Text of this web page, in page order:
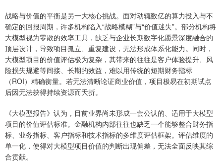
战略与价值的平衡是另一大核心挑战。面对动辄数亿的算力投入与不
确定的回报周期，许多机构陷入“战略模糊”与“价值迷失”。部分机构将
大模型视为零散的效率工具，缺乏与企业长期数字化愿景深度融合的
顶层设计，导致项目孤立、重复建设，无法形成体系化能力。同时，
大模型项目的价值评估极为复杂，其带来的往往是客户体验提升、风
险损失规避等间接、长期的效益，难以用传统的短期财务指标
（ROI）精确衡量。若无法清晰论证商业价值，项目极易在初期试点
后因无法获得持续资源而夭折。
《大模型报告》认为，目前业界尚未形成一套公认的、适用于大模型
项目的价值评估标准。金融机构内部往往也缺乏一个能够整合财务指
标、业务指标、客户指标和技术指标的多维度评估框架。评估维度的
单一化，使得对大模型项目价值的判断出现偏差，无法全面反映其综
合贡献。